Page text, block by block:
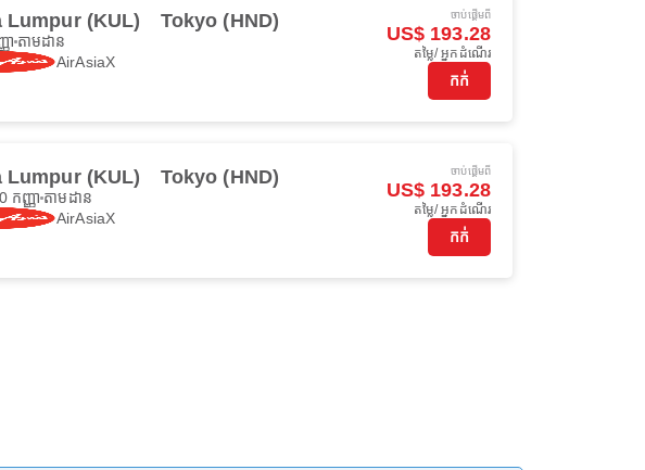
Lumpur (KUL) Tokyo (HND)
ា តាមដាន
AirAsiaX
ចាប់ផ្ដើមពី
US$ 193.28
តម្លៃ/ អ្នកដំណើរ
កក់
Lumpur (KUL) Tokyo (HND)
កញ្ញា តាមដាន
AirAsiaX
ចាប់ផ្ដើមពី
US$ 193.28
តម្លៃ/ អ្នកដំណើរ
កក់